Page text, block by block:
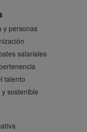
y personas
salariales
talento
sostenible